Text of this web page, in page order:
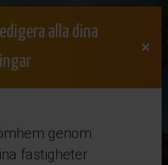
alla dina
×
genom
fastigheter